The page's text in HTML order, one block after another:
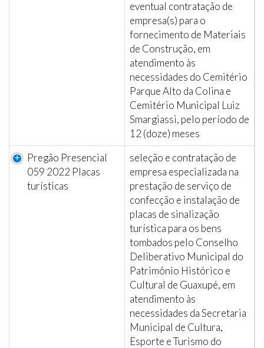
eventual contratação de
empresa(s) para o
fornecimento de Materiais
de Construção, em
atendimento às
necessidades do Cemitério
Parque Alto da Colina e
Cemitério Municipal Luiz
Smargiassi, pelo período de
12 (doze) meses
Pregão Presencial
059 2022 Placas
turísticas
seleção e contratação de
empresa especializada na
prestação de serviço de
confecção e instalação de
placas de sinalização
turística para os bens
tombados pelo Conselho
Deliberativo Municipal do
Patrimônio Histórico e
Cultural de Guaxupé, em
atendimento às
necessidades da Secretaria
Municipal de Cultura,
Esporte e Turismo do